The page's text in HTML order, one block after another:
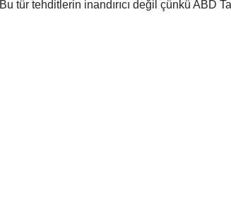
Bu tür tehditlerin inandırıcı değil çünkü ABD